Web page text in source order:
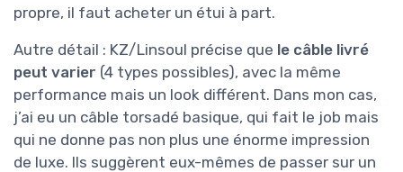
propre, il faut acheter un étui à part.
Autre détail : KZ/Linsoul précise que le câble livré
peut varier (4 types possibles), avec la même
performance mais un look différent. Dans mon cas,
j’ai eu un câble torsadé basique, qui fait le job mais
qui ne donne pas non plus une énorme impression
de luxe. Ils suggèrent eux-mêmes de passer sur un